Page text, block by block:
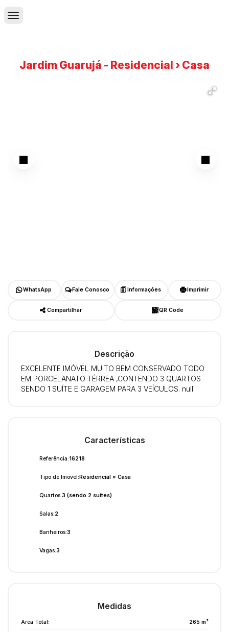
Jardim Guarujá - Residencial › Casa
WhatsApp Fale Conosco Informações Imprimir
Compartilhar QR Code
Descrição
EXCELENTE IMÓVEL MUITO BEM CONSERVADO TODO
EM PORCELANATO TÉRREA ,CONTENDO 3 QUARTOS
SENDO 1 SUÍTE E GARAGEM PARA 3 VEÍCULOS. null
Características
Referência:16218
Tipo de Imóvel:Residencial » Casa
Quartos:3 (sendo 2 suítes)
Salas:2
Banheiros:3
Vagas:3
Medidas
Área Total: 265 m²